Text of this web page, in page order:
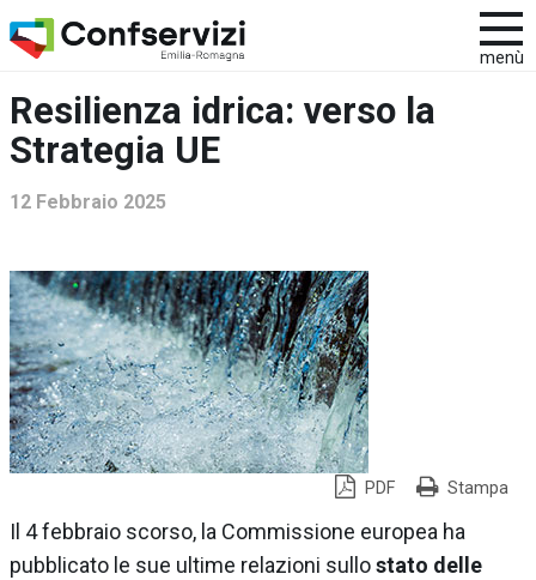
menù
Resilienza idrica: verso la
Strategia UE
12 Febbraio 2025
PDF Stampa
Il 4 febbraio scorso, la Commissione europea ha
pubblicato le sue ultime relazioni sullostato delle